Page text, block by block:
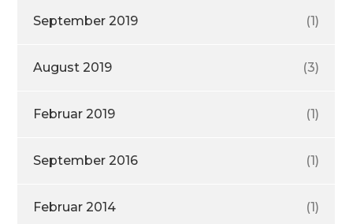
September 2019 (1)
August 2019 (3)
Februar 2019 (1)
September 2016 (1)
Februar 2014 (1)